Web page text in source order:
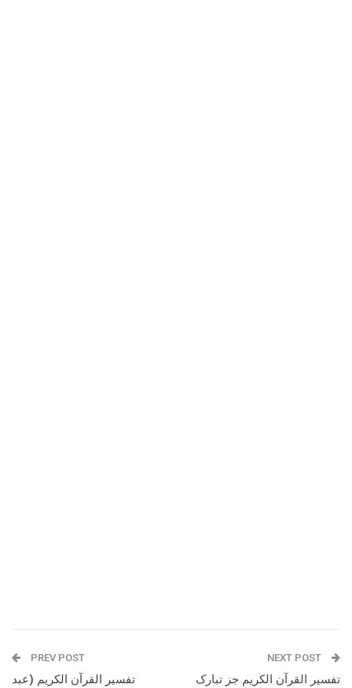
PREV POST
تفسیر القرآن الکریم (عبد
NEXT POST
تفسیر القرآن الکریم جز تبارک